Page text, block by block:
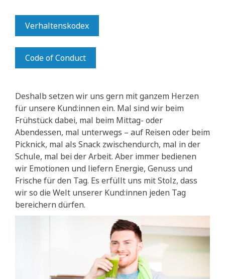
Verhaltenskodex
Code of Conduct
Deshalb setzen wir uns gern mit ganzem Herzen
für unsere Kund:innen ein. Mal sind wir beim
Frühstück dabei, mal beim Mittag- oder
Abendessen, mal unterwegs – auf Reisen oder beim
Picknick, mal als Snack zwischendurch, mal in der
Schule, mal bei der Arbeit. Aber immer bedienen
wir Emotionen und liefern Energie, Genuss und
Frische für den Tag. Es erfüllt uns mit Stolz, dass
wir so die Welt unserer Kund:innen jeden Tag
bereichern dürfen.